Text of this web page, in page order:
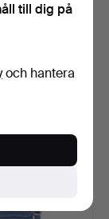
till dig på
och hantera